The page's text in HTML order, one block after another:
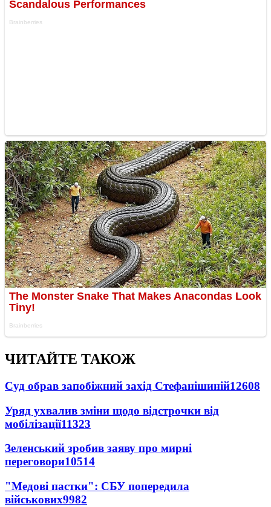
ЧИТАЙТЕ ТАКОЖ
Суд обрав запобіжний захід Стефанішиній12608
Уряд ухвалив зміни щодо відстрочки від
мобілізації11323
Зеленський зробив заяву про мирні
переговори10514
"Медові пастки": СБУ попередила
військових9982